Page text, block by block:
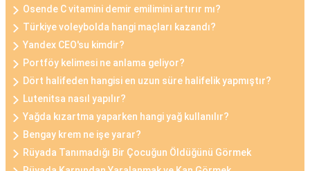
Osende C vitamini demir emilimini artırır mı?
Türkiye voleybolda hangi maçları kazandı?
Yandex CEO'su kimdir?
Portföy kelimesi ne anlama geliyor?
Dört halifeden hangisi en uzun süre halifelik yapmıştır?
Lutenitsa nasıl yapılır?
Yağda kızartma yaparken hangi yağ kullanılır?
Bengay krem ne işe yarar?
Rüyada Tanımadığı Bir Çocuğun Öldüğünü Görmek